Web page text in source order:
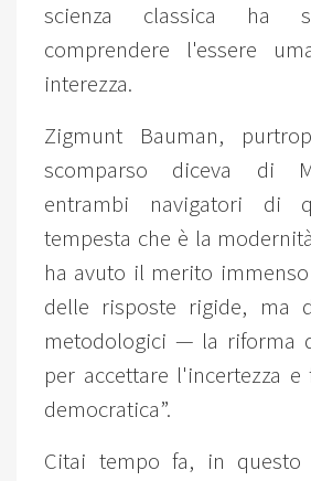
scienza classica ha
comprendere l'essere
interezza.
Zigmunt Bauman,
scomparso diceva di
entrambi navigatori di
tempesta che è la
ha avuto il merito
delle risposte rigide, ma
metodologici — la riforma
per accettare l'incertezza
democratica”.
Citai tempo fa, in questo